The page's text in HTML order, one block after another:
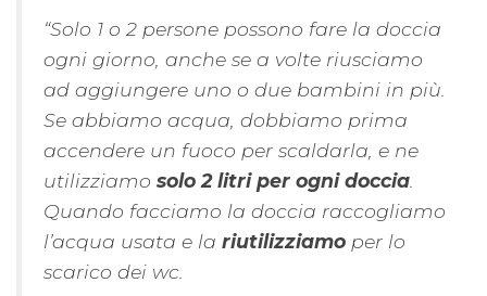
“Solo 1 o 2 persone possono fare la doccia
ogni giorno, anche se a volte riusciamo
ad aggiungere uno o due bambini in più.
Se abbiamo acqua, dobbiamo prima
accendere un fuoco per scaldarla, e ne
utilizziamo solo 2 litri per ogni doccia
Quando facciamo la doccia raccogliamo
l’acqua usata e la riutilizziamo per lo
scarico dei wc.